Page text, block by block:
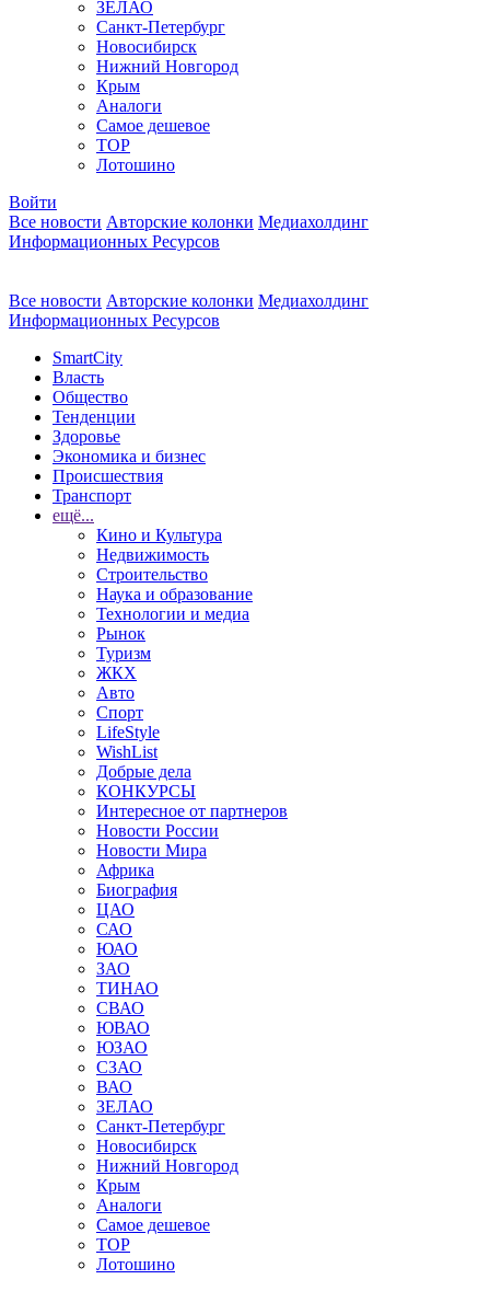
ЗЕЛАО
Санкт-Петербург
Новосибирск
Нижний Новгород
Крым
Аналоги
Самое дешевое
TOP
Лотошино
Войти
Все новости Авторские колонки Медиахолдинг
Информационных Ресурсов
Все новости Авторские колонки Медиахолдинг
Информационных Ресурсов
SmartCity
Власть
Общество
Тенденции
Здоровье
Экономика и бизнес
Происшествия
Транспорт
ещё...
Кино и Культура
Недвижимость
Строительство
Наука и образование
Технологии и медиа
Рынок
Туризм
ЖКХ
Авто
Спорт
LifeStyle
WishList
Добрые дела
КОНКУРСЫ
Интересное от партнеров
Новости России
Новости Мира
Африка
Биография
ЦАО
САО
ЮАО
ЗАО
ТИНАО
СВАО
ЮВАО
ЮЗАО
СЗАО
ВАО
ЗЕЛАО
Санкт-Петербург
Новосибирск
Нижний Новгород
Крым
Аналоги
Самое дешевое
TOP
Лотошино